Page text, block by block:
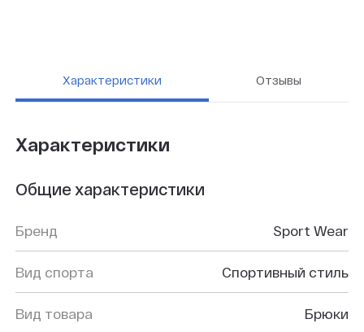
Характеристики Отзывы
Характеристики
Общие характеристики
Бренд Sport Wear
Вид спорта Спортивный стиль
Вид товара Брюки